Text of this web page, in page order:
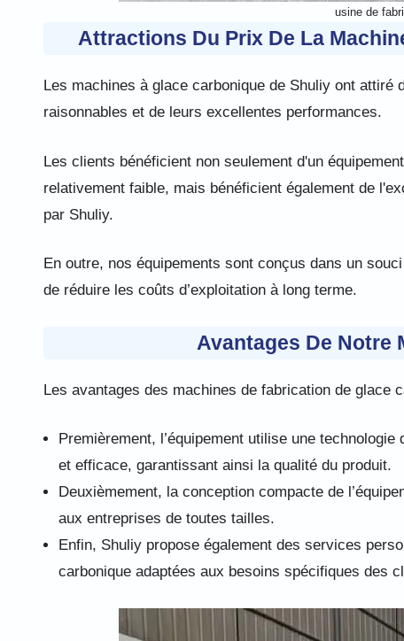
usine de
Attractions Du Prix De La
Les machines à glace carbonique de Shuliy ont
raisonnables et de leurs excellentes performances.
Les clients bénéficient non seulement d'un
relativement faible, mais bénéficient également de
par Shuliy.
En outre, nos équipements sont conçus dans un
de réduire les coûts d’exploitation à long terme.
Avantages De Notre
Les avantages des machines de fabrication de glace
Premièrement, l’équipement utilise une
et efficace, garantissant ainsi la qualité du produit.
Deuxièmement, la conception compacte de
aux entreprises de toutes tailles.
Enfin, Shuliy propose également des services
carbonique adaptées aux besoins spécifiques des